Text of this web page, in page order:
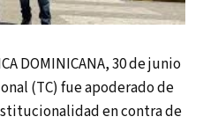
DOMINICANA, 30 de junio
(TC) fue apoderado de
en contra de